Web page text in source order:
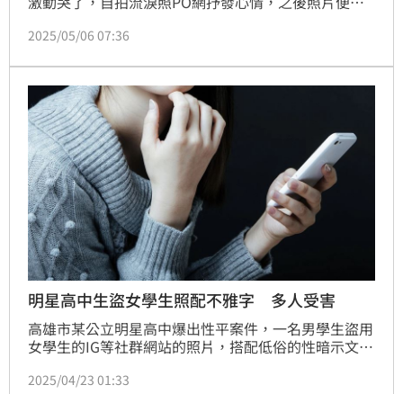
女嘗試檢舉，但都無效，被盜至今已過了2年左右，盜
在中網掀起討論的「高潮針」幾乎都用她的照片宣傳。
2025/05/06 07:36
明星高中生盜女學生照配不雅字 多人受害
高雄市某公立明星高中爆出性平案件，一名男學生盜用
女學生的IG等社群網站的照片，搭配低俗的性暗示文字
有5名女學生受害，並已蒐證報警，考慮聯合提出告
2025/04/23 01:33